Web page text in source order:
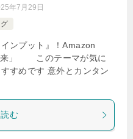
年7月29日
ンプット』！Amazon
来」 このテーマが気に
すめです 意外とカンタン
む